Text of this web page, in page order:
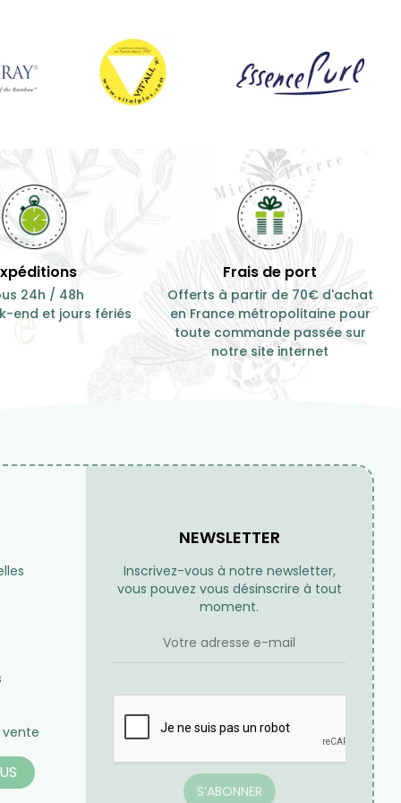
17,30 €
Frais de port
Offerts à partir de 70€ d'achat
en France métropolitaine pour